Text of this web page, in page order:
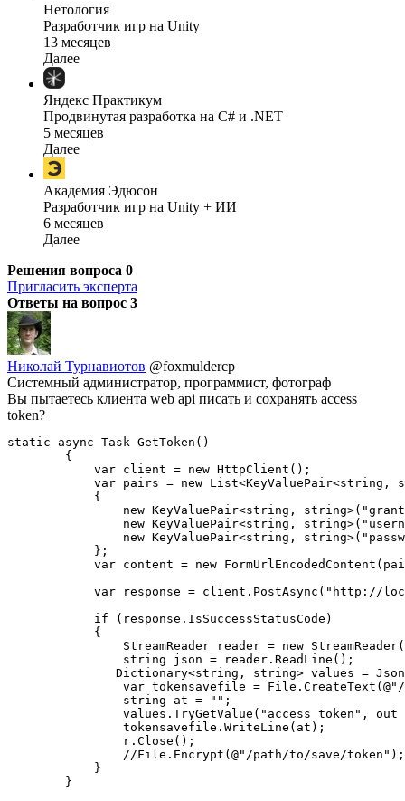
Нетология
Разработчик игр на Unity
13 месяцев
Далее
Яндекс Практикум
Продвинутая разработка на C# и .NET
5 месяцев
Далее
Академия Эдюсон
Разработчик игр на Unity + ИИ
6 месяцев
Далее
Решения вопроса 0
Пригласить эксперта
Ответы на вопрос 3
Николай Турнавиотов @foxmuldercp
Системный администратор, программист, фотограф
Вы пытаетесь клиента web api писать и сохранять access
token?
static async Task GetToken()
        {
            var client = new HttpClient();
var pairs = new List<KeyValuePair<string,
            {
new KeyValuePair<string,
new KeyValuePair<string,
new KeyValuePair<string,
            };
var content = new
var response = client.PostAsync("http://
            if (response.IsSuccessStatusCode)
            {
StreamReader reader = new
                string json = reader.ReadLine();
Dictionary<string, string> values =
var tokensavefile =
                string at = "";
values.TryGetValue("access_token", out
                tokensavefile.WriteLine(at);
                r.Close();
                //File.Encrypt(@"/path/to/save/token");
            }
        }